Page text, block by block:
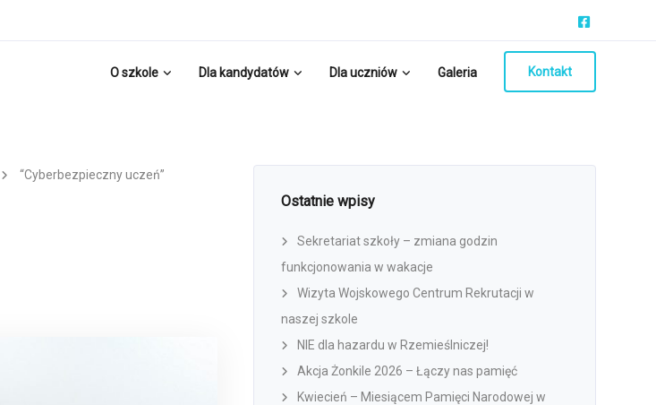
O szkole Dla kandydatów Dla uczniów Galeria Kontakt
“Cyberbezpieczny uczeń”
Ostatnie wpisy
Sekretariat szkoły – zmiana godzin
funkcjonowania w wakacje
Wizyta Wojskowego Centrum Rekrutacji w
naszej szkole
NIE dla hazardu w Rzemieślniczej!
Akcja Żonkile 2026 – Łączy nas pamięć
Kwiecień – Miesiącem Pamięci Narodowej w